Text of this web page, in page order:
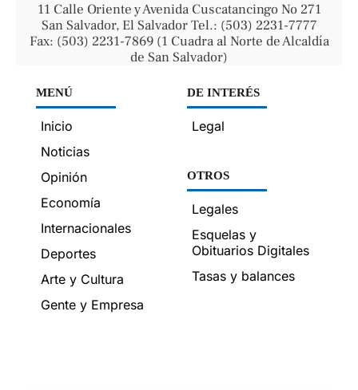
11 Calle Oriente y Avenida Cuscatancingo No 271
San Salvador, El Salvador Tel.: (503) 2231-7777
Fax: (503) 2231-7869 (1 Cuadra al Norte de Alcaldía
de San Salvador)
MENÚ
Inicio
Noticias
Opinión
Economía
Internacionales
Deportes
Arte y Cultura
Gente y Empresa
DE INTERÉS
Legal
OTROS
Legales
Esquelas y
Obituarios Digitales
Tasas y balances